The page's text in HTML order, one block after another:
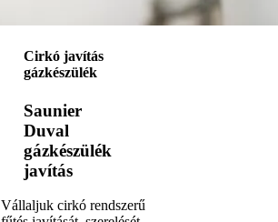
Cirkó javítás
gázkészülék
Saunier
Duval
gázkészülék
javítás
Vállaljuk cirkó rendszerű